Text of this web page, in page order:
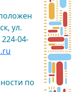
ул.
04-
по